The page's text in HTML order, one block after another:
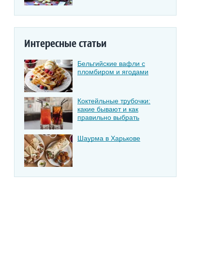
Интересные статьи
Бельгийские вафли с
пломбиром и ягодами
Коктейльные трубочки:
какие бывают и как
правильно выбрать
Шаурма в Харькове